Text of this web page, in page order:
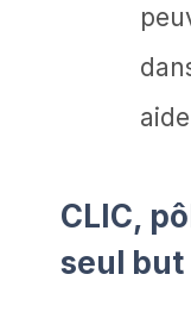
CLIC,
seul but